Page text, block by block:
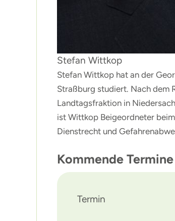
Stefan Wittkop
Stefan Wittkop hat an der
Straßburg studiert. Nach dem
Landtagsfraktion in
ist Wittkop Beigeordneter
Dienstrecht und
Kommende Termine
Termin